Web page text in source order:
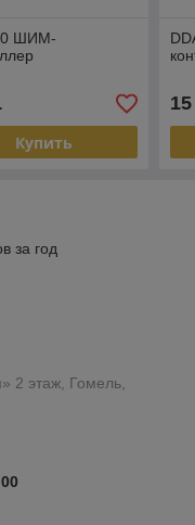
ШИМ-
Купить
15
за год
2 этаж, Гомель,